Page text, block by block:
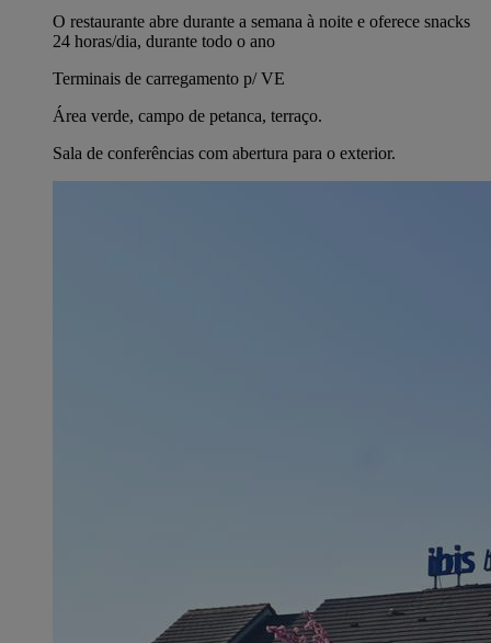
O restaurante abre durante a semana à noite e oferece snacks
24 horas/dia, durante todo o ano
Terminais de carregamento p/ VE
Área verde, campo de petanca, terraço.
Sala de conferências com abertura para o exterior.